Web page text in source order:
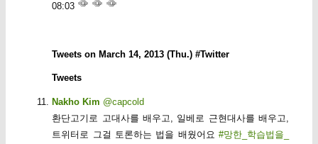
08:03
Tweets on March 14, 2013 (Thu.) #Twitter
Tweets
Nakho Kim @capcold
환단고기로 고대사를 배우고, 일베로 근현대사를 배우고,
트위터로 그걸 토론하는 법을 배웠어요#망한_학습법을_